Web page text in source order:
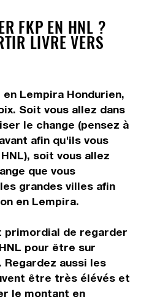
FKP EN HNL ?
LIVRE VERS
Lempira Hondurien,
Soit vous allez dans
le change (pensez à
afin qu'ils vous
soit vous allez
que vous
grandes villes afin
en Lempira.
primordial de regarder
pour être sur
aussi les
être très élévés et
le montant en